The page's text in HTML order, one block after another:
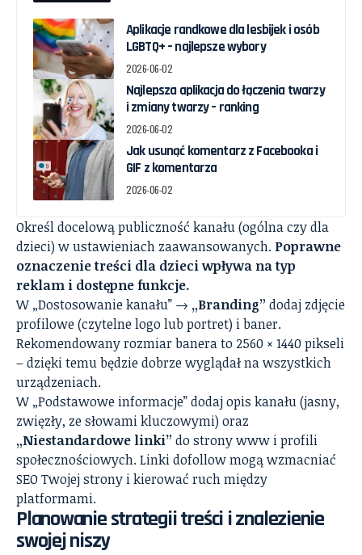
Aplikacje randkowe dla lesbijek i osób
LGBTQ+ – najlepsze wybory
2026-06-02
Najlepsza aplikacja do łączenia twarzy
i zmiany twarzy – ranking
2026-06-02
Jak usunąć komentarz z Facebooka i
GIF z komentarza
2026-06-02
Określ docelową publiczność kanału (ogólna czy dla
dzieci) w ustawieniach zaawansowanych. Poprawne
oznaczenie treści dla dzieci wpływa na typ
reklam i dostępne funkcje.
W „Dostosowanie kanału” → „Branding” dodaj zdjęcie
profilowe (czytelne logo lub portret) i baner.
Rekomendowany rozmiar banera to 2560 × 1440 pikseli
– dzięki temu będzie dobrze wyglądał na wszystkich
urządzeniach.
W „Podstawowe informacje” dodaj opis kanału (jasny,
zwięzły, ze słowami kluczowymi) oraz
„Niestandardowe linki” do strony www i profili
społecznościowych. Linki dofollow mogą wzmacniać
SEO Twojej strony i kierować ruch między
platformami.
Planowanie strategii treści i znalezienie
swojej niszy